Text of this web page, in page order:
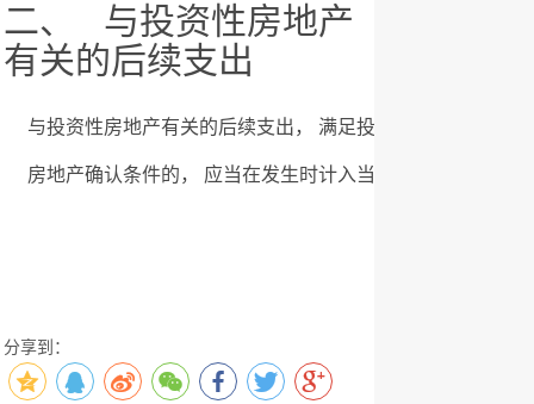
二、 与投资性房地产
有关的后续支出
与投资性房地产有关的后续支出， 满足投资性房地产确认
房地产确认条件的， 应当在发生时计入当期损益。
分享到：